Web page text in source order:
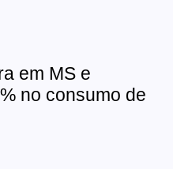
em MS e
no consumo de